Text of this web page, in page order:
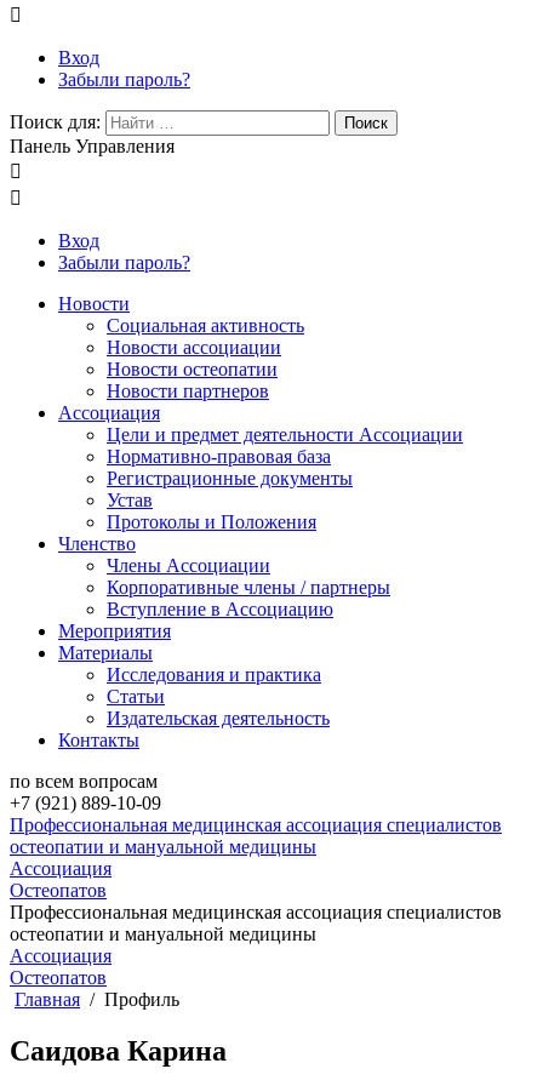

Вход
Забыли пароль?
Поиск для: Поиск
Панель Управления


Вход
Забыли пароль?
Новости
Социальная активность
Новости ассоциации
Новости остеопатии
Новости партнеров
Ассоциация
Цели и предмет деятельности Ассоциации
Нормативно-правовая база
Регистрационные документы
Устав
Протоколы и Положения
Членство
Члены Ассоциации
Корпоративные члены / партнеры
Вступление в Ассоциацию
Мероприятия
Материалы
Исследования и практика
Статьи
Издательская деятельность
Контакты
по всем вопросам
+7 (921) 889-10-09
Профессиональная медицинская ассоциация специалистов
остеопатии и мануальной медицины
Ассоциация
Остеопатов
Профессиональная медицинская ассоциация специалистов
остеопатии и мануальной медицины
Ассоциация
Остеопатов
Главная
Профиль
Саидова Карина